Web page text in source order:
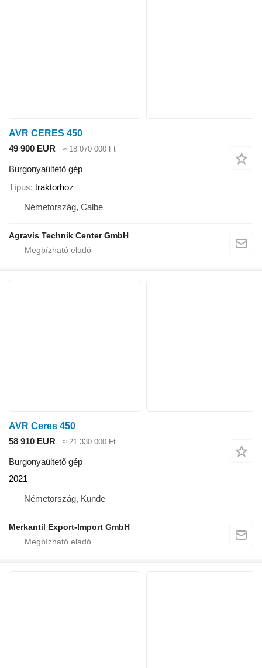
AVR CERES 450
49 900 EUR
≈ 18 070 000 Ft
Burgonyaültető gép
Típus traktorhoz
Németország, Calbe
Agravis Technik Center GmbH
AVR Ceres 450
58 910 EUR
≈ 21 330 000 Ft
Burgonyaültető gép
2021
Németország, Kunde
Merkantil Export-Import GmbH